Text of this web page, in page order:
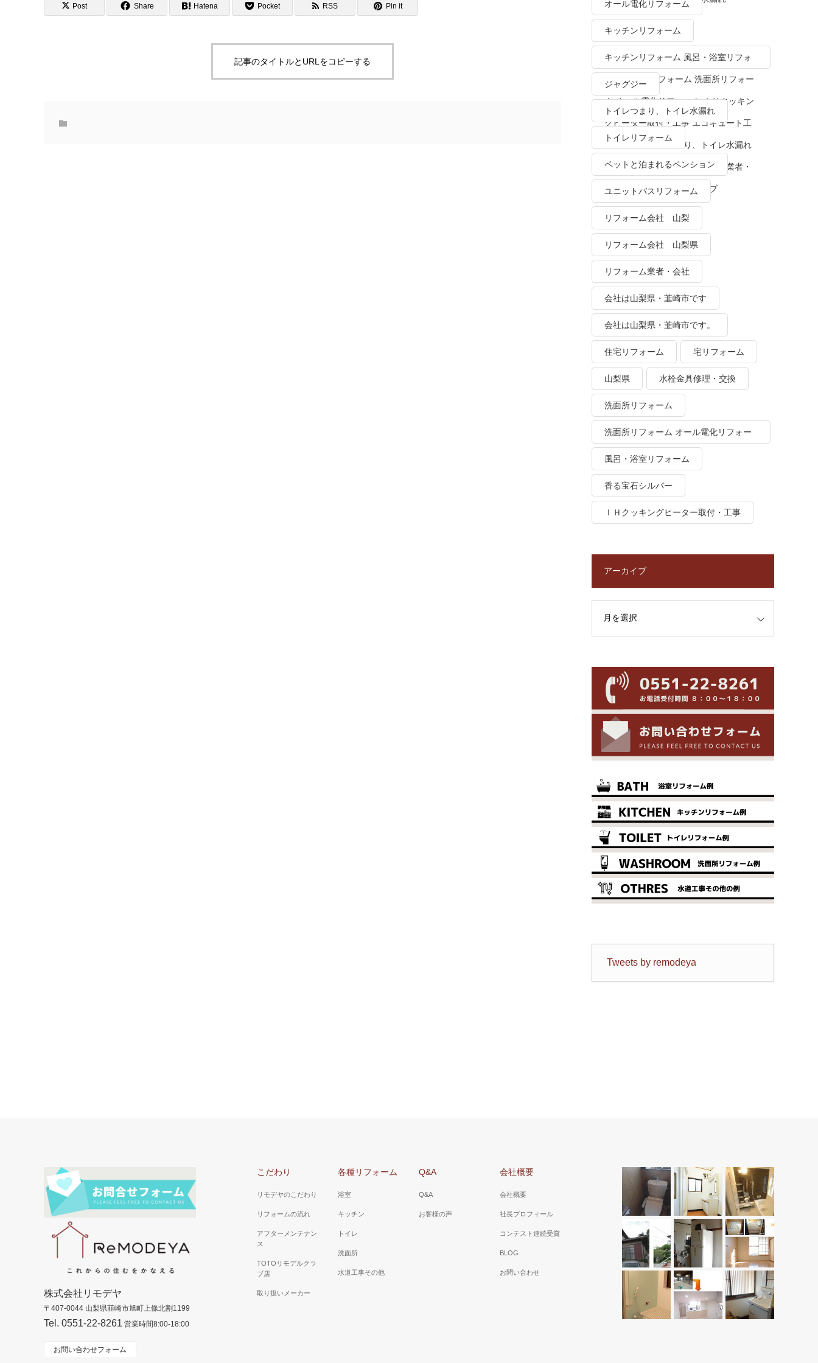
Post Share Hatena Pocket RSS Pin it
記事のタイトルとURLをコピーする
オール電化リフォーム
キッチンリフォーム
キッチンリフォーム 風呂・浴室リフォ
ーム トイレリフォーム 洗面所リフォー
ム オール電化リフォーム ＩＨクッキン
グヒーター取付・工事 エコキュート工
事・販売 トイレつまり、トイレ水漏れ
水栓金具修理・交換 リフォーム業者・
会社 ＴＯＴＯリモデルクラブ
ジャグジー
トイレつまり、トイレ水漏れ
トイレリフォーム
ペットと泊まれるペンション
ユニットバスリフォーム
リフォーム会社 山梨
リフォーム会社 山梨県
リフォーム業者・会社
会社は山梨県・韮崎市です
会社は山梨県・韮崎市です。
住宅リフォーム 宅リフォーム
山梨県 水栓金具修理・交換
洗面所リフォーム
洗面所リフォーム オール電化リフォー
ム
風呂・浴室リフォーム
香る宝石シルバー
ＩＨクッキングヒーター取付・工事
アーカイブ
Tweets by remodeya
こだわり
リモデヤのこだわり
リフォームの流れ
アフターメンテナン
ス
TOTOリモデルクラ
ブ店
取り扱いメーカー
各種リフォーム
浴室
キッチン
トイレ
洗面所
水道工事その他
Q&A
Q&A
お客様の声
会社概要
会社概要
社長プロフィール
コンテスト連続受賞
BLOG
お問い合わせ
株式会社リモデヤ
〒407-0044 山梨県韮崎市旭町上條北割1199
Tel. 0551-22-8261 営業時間8:00-18:00
お問い合わせフォーム